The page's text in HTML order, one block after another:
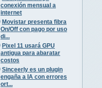
conexión mensual a
internet
Movistar presenta fibra
On/Off con pago por uso
di...
Pixel 11 usará GPU
antigua para abaratar
costos
Sinceerly es un plugin
engaña a IA con errores
ort...